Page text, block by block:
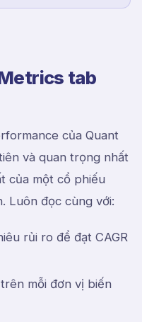
tab
của Quant
và quan trọng nhất
của một cổ phiếu
Luôn đọc cùng với:
rủi ro để đạt CAGR
mỗi đơn vị biến